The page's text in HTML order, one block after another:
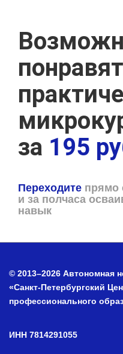
за 195
Переходите прямо
и за полчаса
навык
© 2013–2026 Автономная
«Санкт-Петербургский
профессионального
ИНН 7814291055